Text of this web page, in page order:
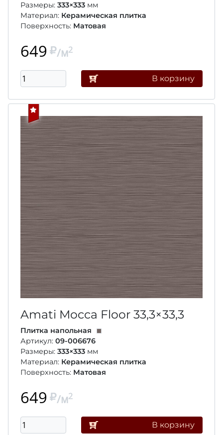
Размеры: 333×333 мм
Материал: Керамическая плитка
Поверхность: Матовая
649 /м2
В корзину
Amati Mocca Floor 33,3×33,3
Плитка напольная
Артикул: 09-006676
Размеры: 333×333 мм
Материал: Керамическая плитка
Поверхность: Матовая
649 /м2
В корзину